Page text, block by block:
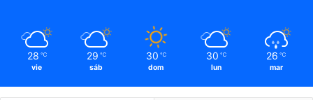
28 ℃
vie
29 ℃
sáb
30 ℃
dom
30 ℃
lun
26 ℃
mar